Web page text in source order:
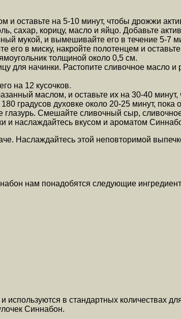
оставьте на 5-10 минут, чтобы дрожжи
сахар, корицу, масло и яйцо. Добавьте
мукой, и вымешивайте его в течение 5-7
его в миску, накройте полотенцем и
толщиной около 0,5 см.
для начинки. Растопите сливочное масло
на 12 кусочков.
маслом, и оставьте их на 30-40
градусов духовке около 20-25 минут, пока
глазурь. Смешайте сливочный сыр,
и наслаждайтесь вкусом и ароматом
Наслаждайтесь этой неповторимой
нам понадобятся следующие
используются в стандартных количествах
Синнабон.